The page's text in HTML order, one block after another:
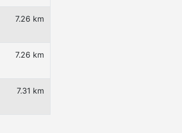
7.26 km
7.26 km
7.31 km